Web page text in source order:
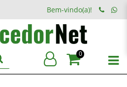
Bem-vindo(a)!
0